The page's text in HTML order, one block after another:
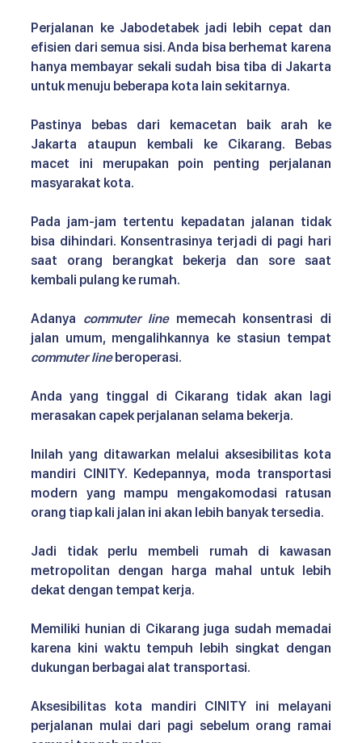
Perjalanan ke Jabodetabek jadi lebih cepat dan
efisien dari semua sisi. Anda bisa berhemat karena
hanya membayar sekali sudah bisa tiba di Jakarta
untuk menuju beberapa kota lain sekitarnya.
Pastinya bebas dari kemacetan baik arah ke
Jakarta ataupun kembali ke Cikarang. Bebas
macet ini merupakan poin penting perjalanan
masyarakat kota.
Pada jam-jam tertentu kepadatan jalanan tidak
bisa dihindari. Konsentrasinya terjadi di pagi hari
saat orang berangkat bekerja dan sore saat
kembali pulang ke rumah.
Adanya commuter line memecah konsentrasi di
commuter line beroperasi.
Anda yang tinggal di Cikarang tidak akan lagi
merasakan capek perjalanan selama bekerja.
Inilah yang ditawarkan melalui aksesibilitas kota
mandiri CINITY. Kedepannya, moda transportasi
modern yang mampu mengakomodasi ratusan
orang tiap kali jalan ini akan lebih banyak tersedia.
Jadi tidak perlu membeli rumah di kawasan
metropolitan dengan harga mahal untuk lebih
dekat dengan tempat kerja.
Memiliki hunian di Cikarang juga sudah memadai
karena kini waktu tempuh lebih singkat dengan
dukungan berbagai alat transportasi.
Aksesibilitas kota mandiri CINITY ini melayani
perjalanan mulai dari pagi sebelum orang ramai